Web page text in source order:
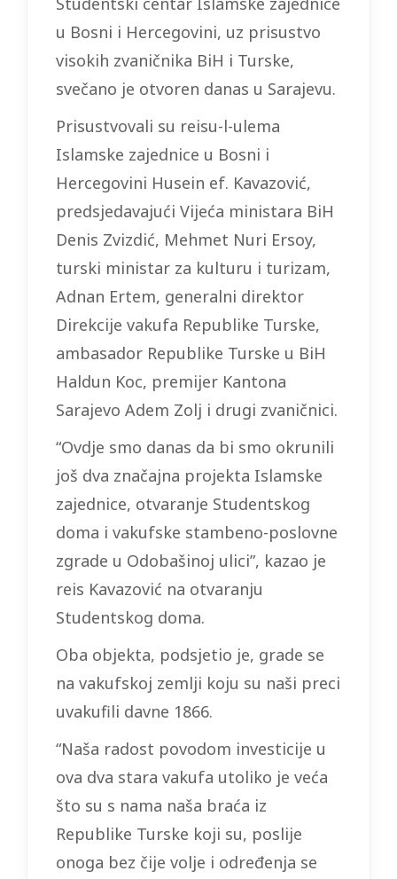
u Bosni i Hercegovini, uz prisustvo
visokih zvaničnika BiH i Turske,
svečano je otvoren danas u Sarajevu.
Prisustvovali su reisu-l-ulema
Islamske zajednice u Bosni i
Hercegovini Husein ef. Kavazović,
predsjedavajući Vijeća ministara BiH
Denis Zvizdić, Mehmet Nuri Ersoy,
turski ministar za kulturu i turizam,
Adnan Ertem, generalni direktor
Direkcije vakufa Republike Turske,
ambasador Republike Turske u BiH
Haldun Koc, premijer Kantona
Sarajevo Adem Zolj i drugi zvaničnici.
“Ovdje smo danas da bi smo okrunili
još dva značajna projekta Islamske
zajednice, otvaranje Studentskog
doma i vakufske stambeno-poslovne
zgrade u Odobašinoj ulici”, kazao je
reis Kavazović na otvaranju
Studentskog doma.
Oba objekta, podsjetio je, grade se
na vakufskoj zemlji koju su naši preci
uvakufili davne 1866.
“Naša radost povodom investicije u
ova dva stara vakufa utoliko je veća
što su s nama naša braća iz
Republike Turske koji su, poslije
onoga bez čije volje i određenja se